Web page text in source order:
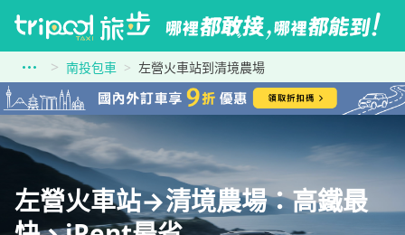
南投包車 左營火車站到清境農場
左營火車站→清境農場：高鐵最